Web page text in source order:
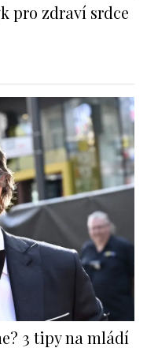
pro zdraví srdce
3 tipy na mládí